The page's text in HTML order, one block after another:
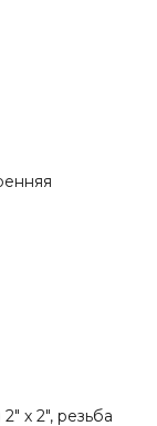
х 2", резьба